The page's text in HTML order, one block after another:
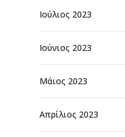
Ιούλιος 2023
Ιούνιος 2023
Μάιος 2023
Απρίλιος 2023